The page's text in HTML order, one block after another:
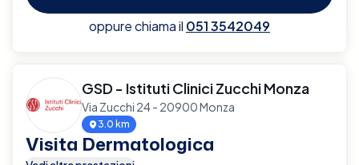
oppure chiama il 051 3542049
GSD - Istituti Clinici Zucchi Monza
Via Zucchi 24 - 20900 Monza
3.0 km
Visita Dermatologica